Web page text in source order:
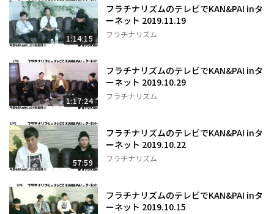
1:14:15
フラチナリズムのテレビでKAN&PAI inタ
ーネット 2019.11.19
フラチナリズム
1:17:24
フラチナリズムのテレビでKAN&PAI inタ
ーネット 2019.10.29
フラチナリズム
57:59
フラチナリズムのテレビでKAN&PAI inタ
ーネット 2019.10.22
フラチナリズム
フラチナリズムのテレビでKAN&PAI inタ
ーネット 2019.10.15